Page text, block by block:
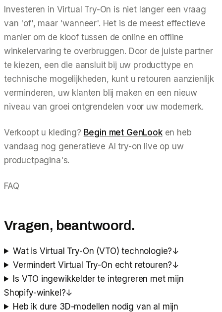
Investeren in Virtual Try-On is niet langer een vraag
van 'of', maar 'wanneer'. Het is de meest effectieve
manier om de kloof tussen de online en offline
winkelervaring te overbruggen. Door de juiste partner
te kiezen, een die aansluit bij uw producttype en
technische mogelijkheden, kunt u retouren aanzienlijk
verminderen, uw klanten blij maken en een nieuw
niveau van groei ontgrendelen voor uw modemerk.
Verkoopt u kleding? Begin met GenLooken heb
vandaag nog generatieve AI try-on live op uw
productpagina's.
FAQ
Vragen, beantwoord.
Wat is Virtual Try-On (VTO) technologie?↓
Vermindert Virtual Try-On echt retouren?↓
Is VTO ingewikkelder te integreren met mijn
Shopify-winkel?↓
Heb ik dure 3D-modellen nodig van al mijn